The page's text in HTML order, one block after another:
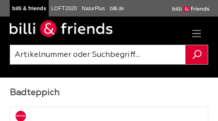
Zum Hauptinhalt springen
billi & friends LOFT2020 NaturPlus billi.de
Bildergalerie überspringen
Badteppich